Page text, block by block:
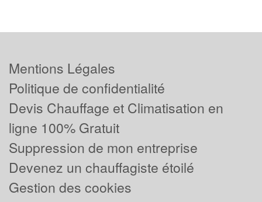
Mentions Légales
Politique de confidentialité
Devis Chauffage et Climatisation en
ligne 100% Gratuit
Suppression de mon entreprise
Devenez un chauffagiste étoilé
Gestion des cookies